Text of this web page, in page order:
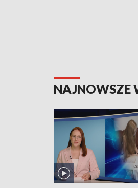
NAJNOWSZE